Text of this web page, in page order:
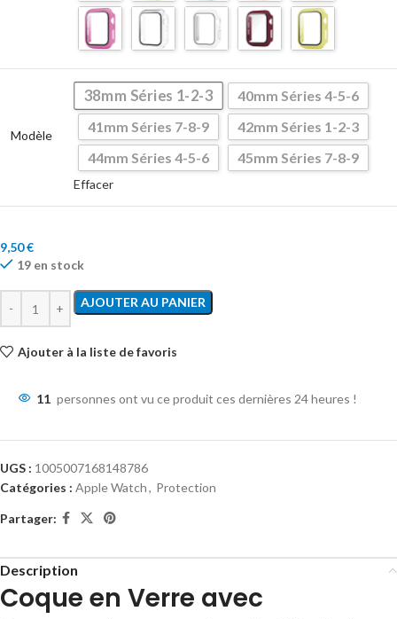
Modèle
38mm Séries 1-2-3
40mm Séries 4-5-6
41mm Séries 7-8-9
42mm Séries 1-2-3
44mm Séries 4-5-6
45mm Séries 7-8-9
Effacer
9,50€
19 en stock
AJOUTER AU PANIER
Ajouter à la liste de favoris
11 personnes ont vu ce produit ces dernières 24 heures !
UGS : 1005007168148786
Catégories : Apple Watch, Protection
Partager:
Description
Coque en Verre avec